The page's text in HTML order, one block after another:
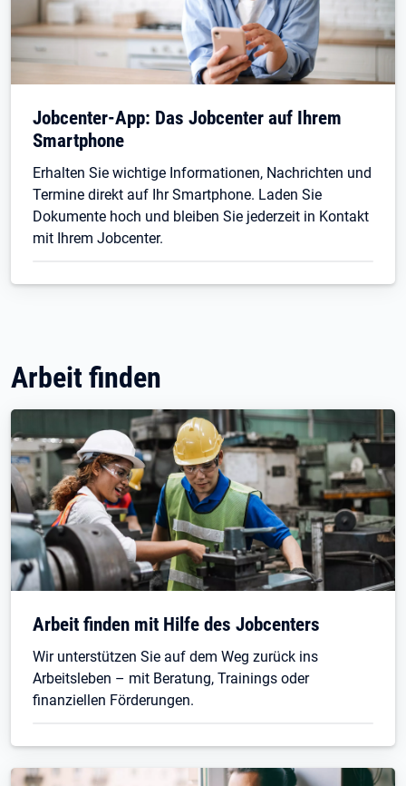
Jobcenter-App: Das Jobcenter auf Ihrem
Smartphone
Erhalten Sie wichtige Informationen, Nachrichten und
Termine direkt auf Ihr Smartphone. Laden Sie
Dokumente hoch und bleiben Sie jederzeit in Kontakt
mit Ihrem Jobcenter.
Arbeit finden
Arbeit finden mit Hilfe des Jobcenters
Wir unterstützen Sie auf dem Weg zurück ins
Arbeitsleben – mit Beratung, Trainings oder
finanziellen Förderungen.